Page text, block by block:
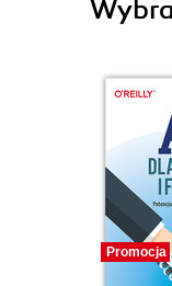
Promocja